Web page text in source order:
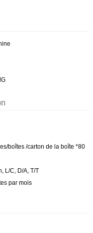
boîtes /carton de la boîte *80
L/C, D/A, T/T
par mois